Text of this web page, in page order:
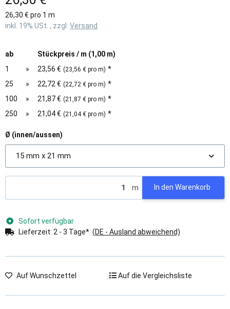
26,30 € pro 1 m
inkl. 19% USt. , zzgl. Versand
ab
Stückpreis / m (1,00 m)
1
» 23,56 € (23,56 € pro m) *
25
» 22,72 € (22,72 € pro m) *
100
» 21,87 € (21,87 € pro m) *
250
» 21,04 € (21,04 € pro m) *
Ø (innen/aussen)
15 mm x 21 mm
m In den Warenkorb
Sofort verfügbar
Lieferzeit: 2 - 3 Tage* (DE - Ausland abweichend)
Auf Wunschzettel Auf die Vergleichsliste